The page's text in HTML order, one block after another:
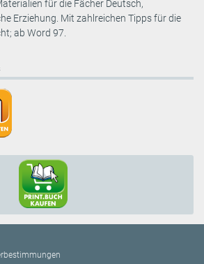
für die Fächer Deutsch,
Erziehung. Mit zahlreichen Tipps für die
ab Word 97.